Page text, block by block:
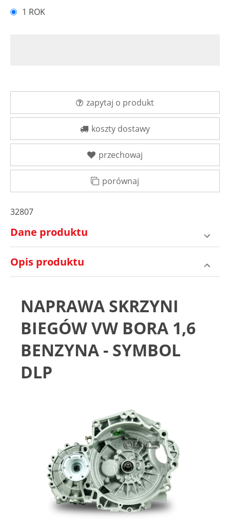
1 ROK
zapytaj o produkt
koszty dostawy
przechowaj
porównaj
32807
Dane produktu
Opis produktu
NAPRAWA SKRZYNI
BIEGÓW VW BORA 1,6
BENZYNA - SYMBOL
DLP